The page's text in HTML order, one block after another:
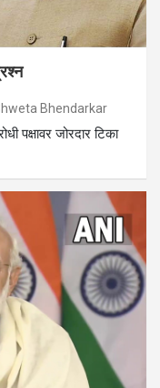
Bhendarkar
पक्षावर जोरदार टिका